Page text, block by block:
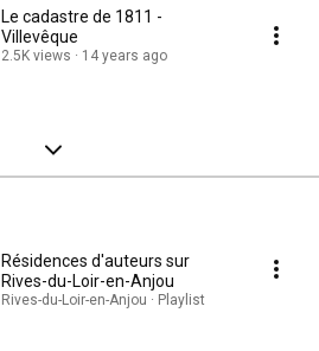
Le cadastre de 1811 -
Villevêque
2.5K views 14 years ago
Résidences d'auteurs sur
Rives-du-Loir-en-Anjou
Rives-du-Loir-en-Anjou · Playlist